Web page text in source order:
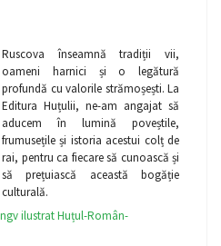
Ruscova înseamnă tradiții vii,
oameni harnici și o legătură
profundă cu valorile strămoșești. La
Editura Huțulii, ne-am angajat să
aducem în lumină poveștile,
frumusețile și istoria acestui colț de
rai, pentru ca fiecare să cunoască și
să prețuiască această bogăție
culturală.
ilustrat Huțul-Român-